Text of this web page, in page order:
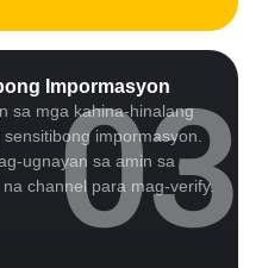
Impormasyon
sa mga kahina-hinalang
impormasyon.
ugnayan sa amin sa
channel para mag-verify.
03